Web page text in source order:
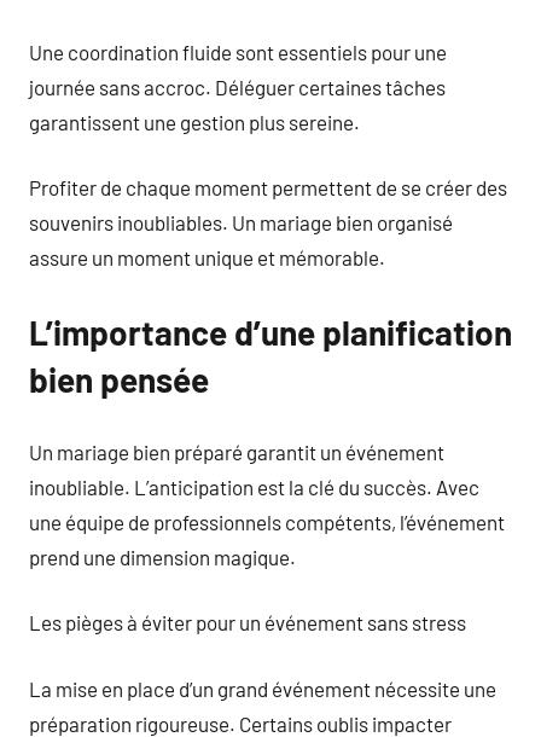
Une coordination fluide sont essentiels pour une
journée sans accroc. Déléguer certaines tâches
garantissent une gestion plus sereine.
Profiter de chaque moment permettent de se créer des
souvenirs inoubliables. Un mariage bien organisé
assure un moment unique et mémorable.
L’importance d’une planification
bien pensée
Un mariage bien préparé garantit un événement
inoubliable. L’anticipation est la clé du succès. Avec
une équipe de professionnels compétents, l’événement
prend une dimension magique.
Les pièges à éviter pour un événement sans stress
La mise en place d’un grand événement nécessite une
préparation rigoureuse. Certains oublis impacter